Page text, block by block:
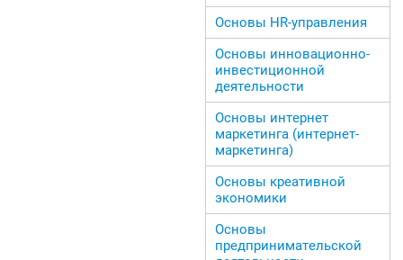
Основы HR-управления
Основы инновационно-
инвестиционной
деятельности
Основы интернет
маркетинга (интернет-
маркетинга)
Основы креативной
экономики
Основы
предпринимательской